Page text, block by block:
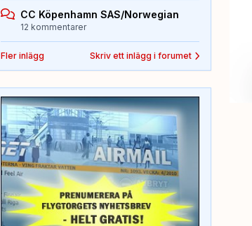
CC Köpenhamn SAS/Norwegian
12 kommentarer
Fler inlägg Skriv ett inlägg i forumet